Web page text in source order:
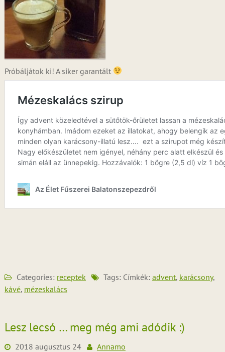
Próbáljátok ki! A siker garantált
Categories: receptek Tags: Címkék: advent, karácsony,
kávé, mézeskalács
Lesz lecsó … meg még ami adódik :)
2018 augusztus 24
Annamo